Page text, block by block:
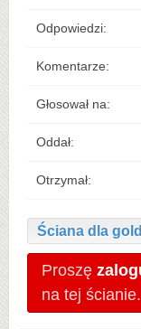
Odpowiedzi:
Komentarze:
Głosował na:
Oddał:
Otrzymał:
Ściana dla
Proszę
na tej ścianie.